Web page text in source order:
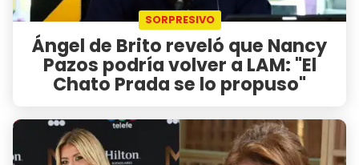
SORPRESIVO
Ángel de Brito reveló que Nancy
Pazos podría volver a LAM: "El
Chato Prada se lo propuso"